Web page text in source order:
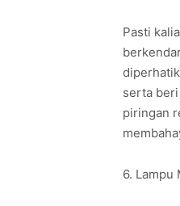
Pasti
serta beri
piringan
6. Lampu